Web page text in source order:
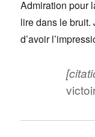
Admiration pour
lire dans le bruit.
d’avoir